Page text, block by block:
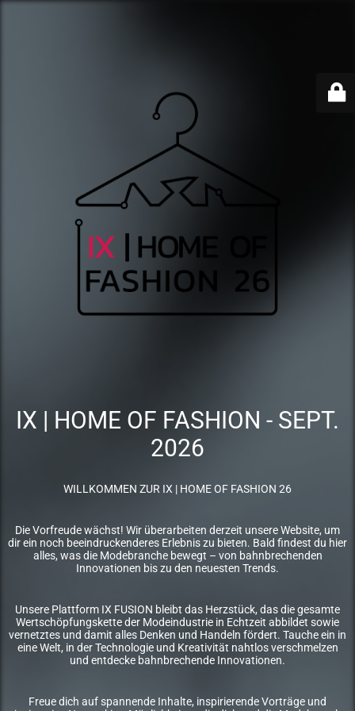
IX | HOME OF FASHION - SEPT.
2026
WILLKOMMEN ZUR IX | HOME OF FASHION 26
Die Vorfreude wächst! Wir überarbeiten derzeit unsere Website, um
dir ein noch beeindruckenderes Erlebnis zu bieten. Bald findest du hier
alles, was die Modebranche bewegt – von bahnbrechenden
Innovationen bis zu den neuesten Trends.
Unsere Plattform IX FUSION bleibt das Herzstück, das die gesamte
Wertschöpfungskette der Modeindustrie in Echtzeit abbildet sowie
vernetztes und damit alles Denken und Handeln fördert. Tauche ein in
eine Welt, in der Technologie und Kreativität nahtlos verschmelzen
und entdecke bahnbrechende Innovationen.
Freue dich auf spannende Inhalte, inspirierende Vorträge und